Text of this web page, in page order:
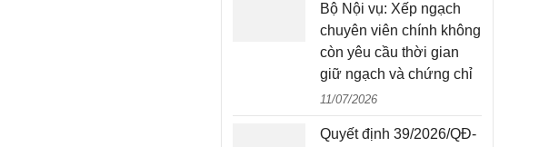
Bộ Nội vụ: Xếp ngạch
chuyên viên chính không
còn yêu cầu thời gian
giữ ngạch và chứng chỉ
11/07/2026
Quyết định 39/2026/QĐ-